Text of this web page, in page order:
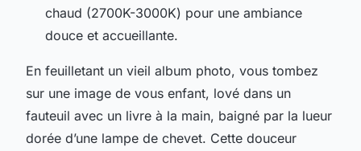
chaud (2700K-3000K) pour une ambiance
douce et accueillante.
En feuilletant un vieil album photo, vous tombez
sur une image de vous enfant, lové dans un
fauteuil avec un livre à la main, baigné par la lueur
dorée d’une lampe de chevet. Cette douceur